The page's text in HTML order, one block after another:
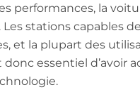
performances, la
stations capables
et la plupart des
essentiel d’avoir